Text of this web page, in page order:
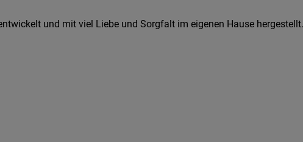
und mit viel Liebe und Sorgfalt im eigenen Hause